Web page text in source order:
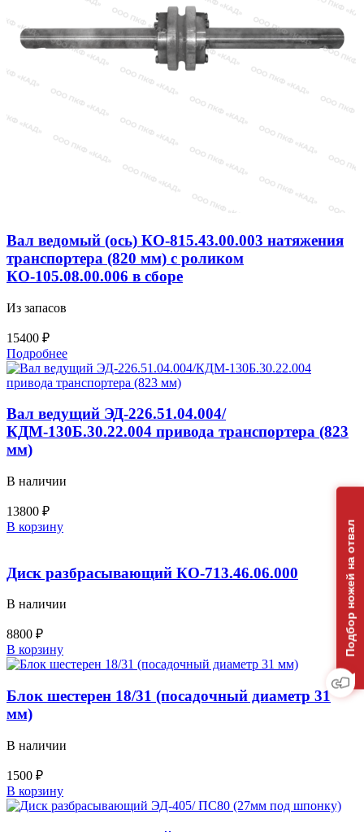
Вал ведомый (ось) КО-815.43.00.003 натяжения
транспортера (820 мм) с роликом
КО-105.08.00.006 в сборе
Из запасов
15400 ₽
Подробнее
Вал ведущий ЭД-226.51.04.004/
КДМ-130Б.30.22.004 привода транспортера (823
мм)
В наличии
13800 ₽
Количество
ведущий
ЭД-226.51.04.004/
КДМ-130Б.30.22.004
транспортера
(823
мм)
В корзину
Диск разбрасывающий КО-713.46.06.000
В наличии
8800 ₽
Количество
товара
разбрасывающий
КО-713.46.06.000
В корзину
Блок шестерен 18/31 (посадочный диаметр 31
мм)
В наличии
1500 ₽
Количество
товара
В корзину
Подбор ножей на отвал